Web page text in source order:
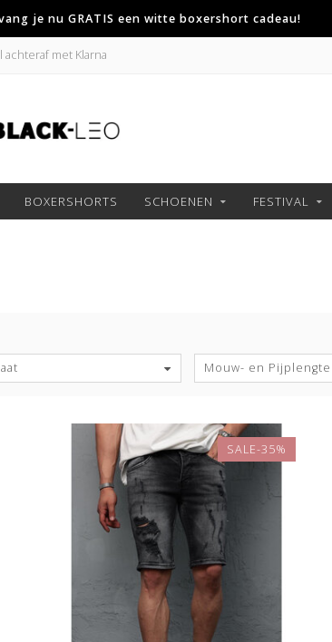
je nu GRATIS een witte boxershort cadeau!
goed geld terug
BOXERSHORTS SCHOENEN FESTIVAL
Mouw- en Pijplengte
SALE-35%